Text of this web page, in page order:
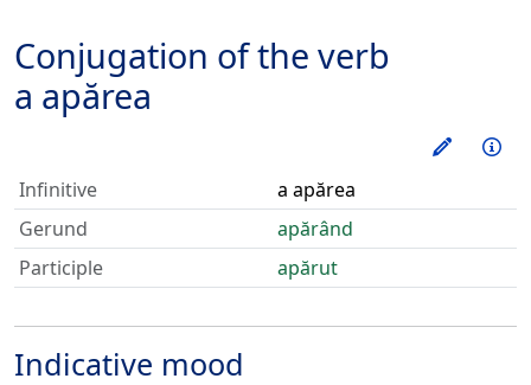
Conjugation of the verb
a apărea
Train
Infinitive
a apărea
Gerund
apărând
Participle
apărut
Indicative mood